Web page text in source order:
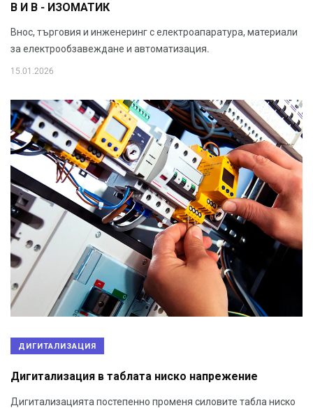
В И В - ИЗОМАТИК
Внос, търговия и инженеринг с електроапаратура, материали
за електрообзавеждане и автоматизация.
15.01.2026
ДИГИТАЛИЗАЦИЯ
Дигитализация в таблата ниско напрежение
Дигитализацията постепенно променя силовите табла ниско